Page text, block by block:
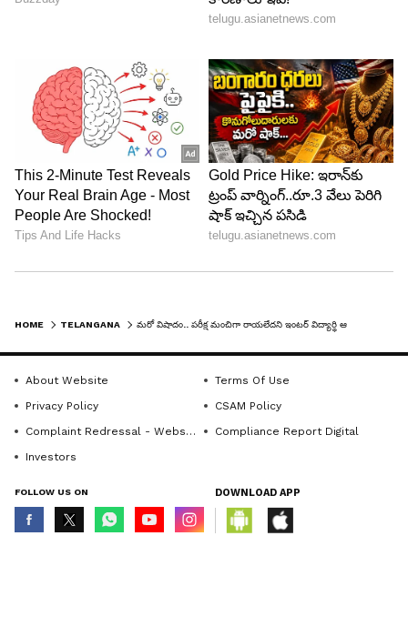
HOME TELANGANA
About Website
Terms Of Use
Privacy Policy
CSAM Policy
Complaint Redressal - Website
Compliance Report Digital
Investors
FOLLOW US ON DOWNLOAD APP